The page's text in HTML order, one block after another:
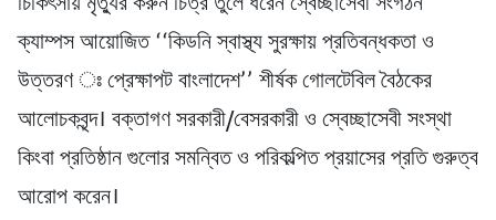
ক্যাম্পস আয়োজিত ‘‘কিডনি স্বাস্থ্য সুরক্ষায় প্রতিবন্ধকতা ও
উত্তরণ ঃ প্রেক্ষাপট বাংলাদেশ’’ শীর্ষক গোলটেবিল বৈঠকের
আলোচকবৃন্দ। বক্তাগণ সরকারী/বেসরকারী ও স্বেচ্ছাসেবী সংস্থা
কিংবা প্রতিষ্ঠান গুলোর সমন্বিত ও পরিকল্পিত প্রয়াসের প্রতি গুরুত্ব
আরোপ করেন।